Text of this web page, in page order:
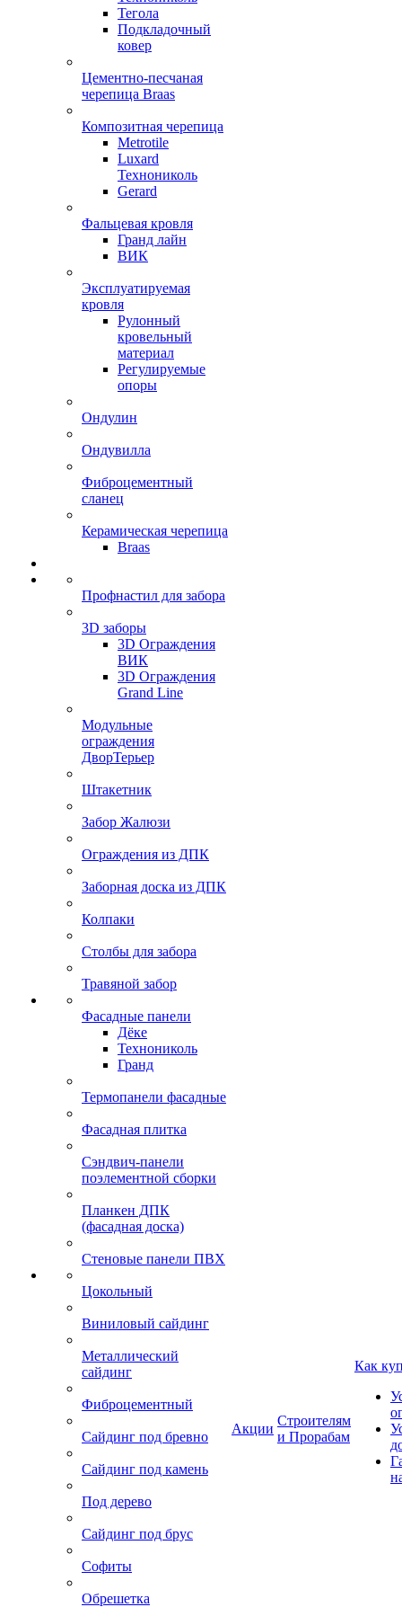
Тегола
Подкладочный
ковер
Цементно-песчаная
черепица Braas
Композитная черепица
Metrotile
Luxard
Технониколь
Gerard
Фальцевая кровля
Гранд лайн
ВИК
Эксплуатируемая
кровля
Рулонный
кровельный
материал
Регулируемые
опоры
Ондулин
Ондувилла
Фиброцементный
сланец
Керамическая черепица
Braas
Профнастил для забора
3D заборы
3D Ограждения
ВИК
3D Ограждения
Grand Line
Модульные
ограждения
ДворТерьер
Штакетник
Забор Жалюзи
Ограждения из ДПК
Заборная доска из ДПК
Колпаки
Столбы для забора
Травяной забор
Фасадные панели
Дёке
Технониколь
Гранд
Термопанели фасадные
Фасадная плитка
Сэндвич-панели
поэлементной сборки
Планкен ДПК
(фасадная доска)
Стеновые панели ПВХ
Цокольный
Виниловый сайдинг
Металлический
сайдинг
Фиброцементный
Сайдинг под бревно
Сайдинг под камень
Под дерево
Сайдинг под брус
Софиты
Обрешетка
Акции
Строителям
и Прорабам
Как